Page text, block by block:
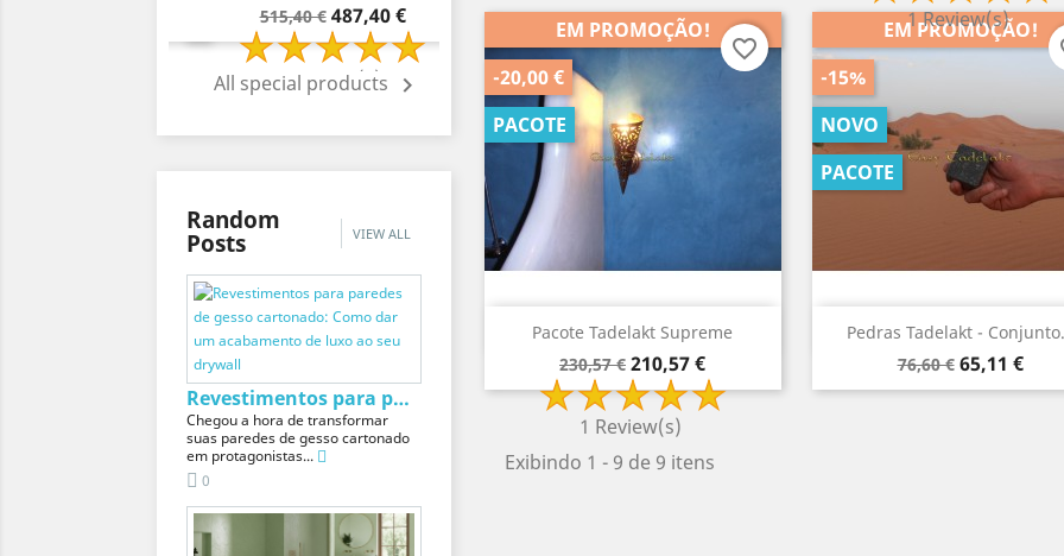
Preço
normal
515,40 € Preço
487,40 €
2 Review(s)
Preço
normal
431,53 €Preço
396,53 €
Preço
340,78 €Preço
315,78 €
All special products 
Random
Posts VIEW ALL
Revestimentos para paredes de gesso cartonado:...
Chegou a hora de transformar
suas paredes de gesso cartonado
em protagonistas...
0
1 Review(s)
Pacote Tadelakt Supreme
Preço
normal
230,57 € Preço
210,57 €
1 Review(s)
EM PROMOÇÃO!
-20,00 €
PACOTE
Visão rápida
favorite_border
Pedras Tadelakt -
Preço
normal
76,60 € Preço
65,11 €
EM PROMOÇÃO!
-15%
NOVO
PACOTE
Visão rápida
Exibindo 1 - 9 de 9 itens